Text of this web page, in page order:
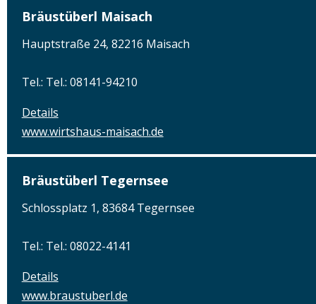
Bräustüberl Maisach
Hauptstraße 24, 82216 Maisach
Tel.: Tel.: 08141-94210
Details
www.wirtshaus-maisach.de
Bräustüberl Tegernsee
Schlossplatz 1, 83684 Tegernsee
Tel.: Tel.: 08022-4141
Details
www.braustuberl.de